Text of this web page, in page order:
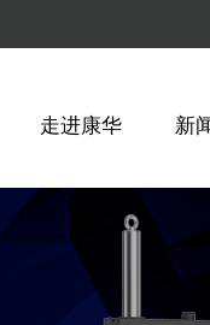
走进康华 新